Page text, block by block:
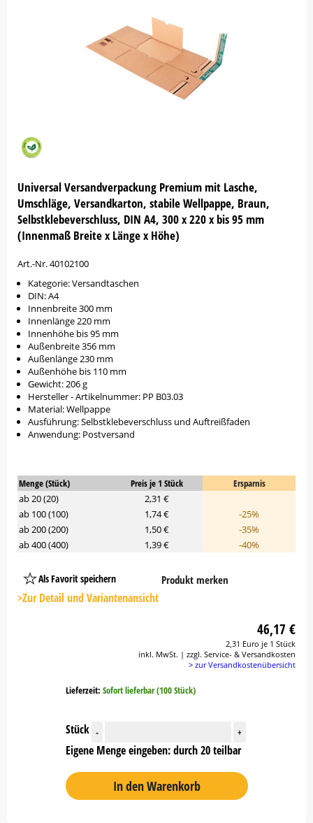
Universal Versandverpackung Premium mit Lasche,
Umschläge, Versandkarton, stabile Wellpappe, Braun,
Selbstklebeverschluss, DIN A4, 300 x 220 x bis 95 mm
(Innenmaß Breite x Länge x Höhe)
Art.-Nr. 40102100
Kategorie: Versandtaschen
DIN: A4
Innenbreite 300 mm
Innenlänge 220 mm
Innenhöhe bis 95 mm
Außenbreite 356 mm
Außenlänge 230 mm
Außenhöhe bis 110 mm
Gewicht: 206 g
Hersteller - Artikelnummer: PP B03.03
Material: Wellpappe
Ausführung: Selbstklebeverschluss und Auftreißfaden
Anwendung: Postversand
Menge (Stück) Preis je 1 Stück
Ersparnis
ab 20 (20)
2,31 €
ab 100 (100)
1,74 €
-25%
ab 200 (200)
1,50 €
-35%
ab 400 (400)
1,39 € -40%
Als Favorit speichern
Platzhalter
Button
Produkt merken
>Zur Detail und Variantenansicht
46,17 €
2,31 Euro je 1 Stück
inkl. MwSt. | zzgl. Service- & Versandkosten
> zur Versandkostenübersicht
Lieferzeit: Sofort lieferbar (100 Stück)
Stück - +
Eigene Menge eingeben: durch 20 teilbar
In den Warenkorb